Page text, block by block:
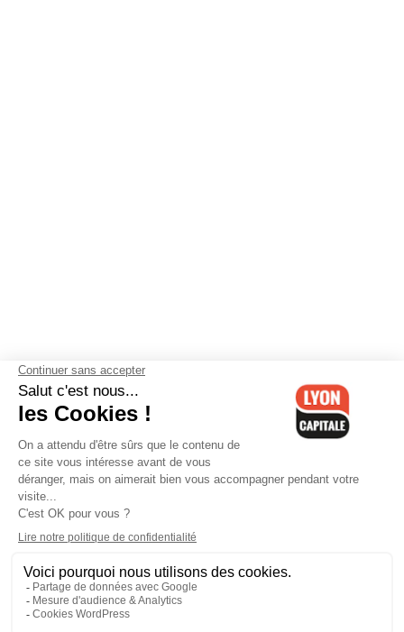
Contactez-nous-Mentions légales-CGV-Politique de
confidentialité-Gestion des cookies